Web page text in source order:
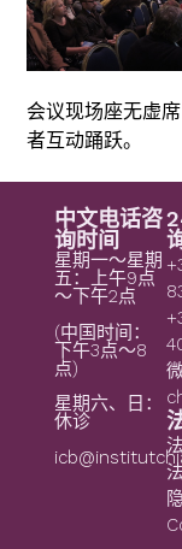
会议现场座无虚
者互动踊跃。
中文电话咨
询时间
星期一～星期
五：上午9点
～下午2点
(中国时间：
下午3点～8
点)
星期六、日：
休诊